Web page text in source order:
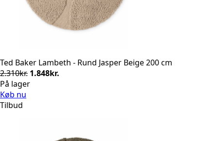
Ted Baker Lambeth - Rund Jasper Beige 200 cm
2.310kr. Den
oprindelige
1.848kr.
På lager
Køb nu
Tilbud